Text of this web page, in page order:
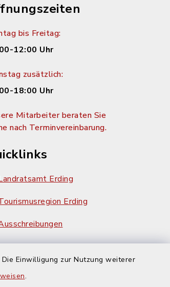
Einwilligung zur Nutzung weiterer
.
bis Freitag:
12:00 Uhr
zusätzlich:
18:00 Uhr
Mitarbeiter beraten Sie
nach Terminvereinbarung.
Erding
Erding